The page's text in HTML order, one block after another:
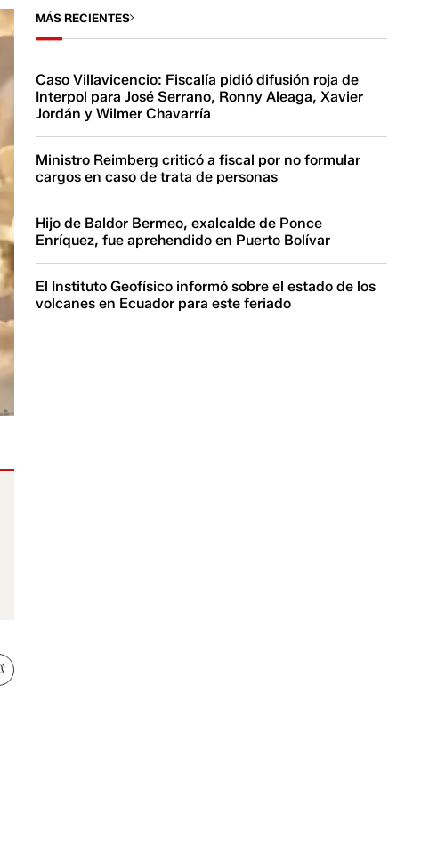
MÁS RECIENTES
Caso Villavicencio: Fiscalía pidió difusión roja de
Interpol para José Serrano, Ronny Aleaga, Xavier
Jordán y Wilmer Chavarría
Ministro Reimberg criticó a fiscal por no formular
cargos en caso de trata de personas
Hijo de Baldor Bermeo, exalcalde de Ponce
Enríquez, fue aprehendido en Puerto Bolívar
El Instituto Geofísico informó sobre el estado de los
volcanes en Ecuador para este feriado